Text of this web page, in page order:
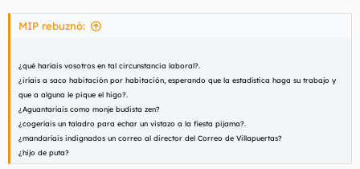
MIP rebuznó:
¿qué haríais vosotros en tal circunstancia laboral?.
¿iríais a saco habitación por habitación, esperando que la estadística haga su trabajo y
que a alguna le pique el higo?.
¿Aguantaríais como monje budista zen?
¿cogeríais un taladro para echar un vistazo a la fiesta pijama?.
¿mandaríais indignados un correo al director del Correo de Villapuertas?
¿hijo de puta?